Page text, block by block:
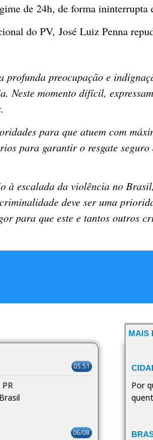
de 24h, de forma ininterrupta
do PV, José Luiz Penna
profunda preocupação e
Neste momento difícil,
para que atuem com
para garantir o resgate
à escalada da violência no
deve ser uma
para que este e tantos outros
05:51
06/08
MAIS
Por